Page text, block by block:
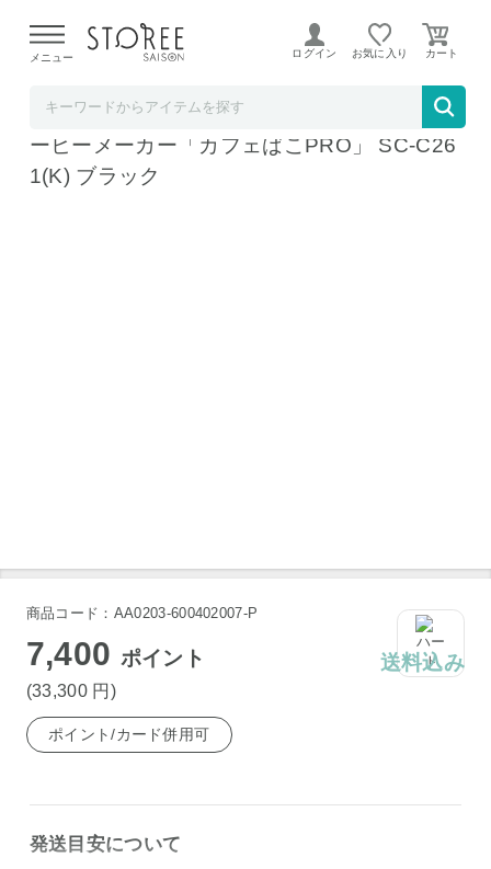
よる配送遅延が発生しております。
メニュー ログイン お気に入り
コーヒーメーカー シロカ コーン式全自動コ
ーヒーメーカー「カフェばこPRO」 SC-C26
1(K) ブラック
商品コード：AA0203-600402007-P
7,400 ポイント
(33,300 円 )
送料込み
ポイント/カード併用可
発送目安について